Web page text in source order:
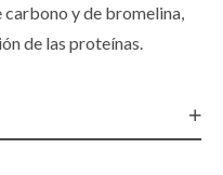
y de bromelina,
de las proteínas.